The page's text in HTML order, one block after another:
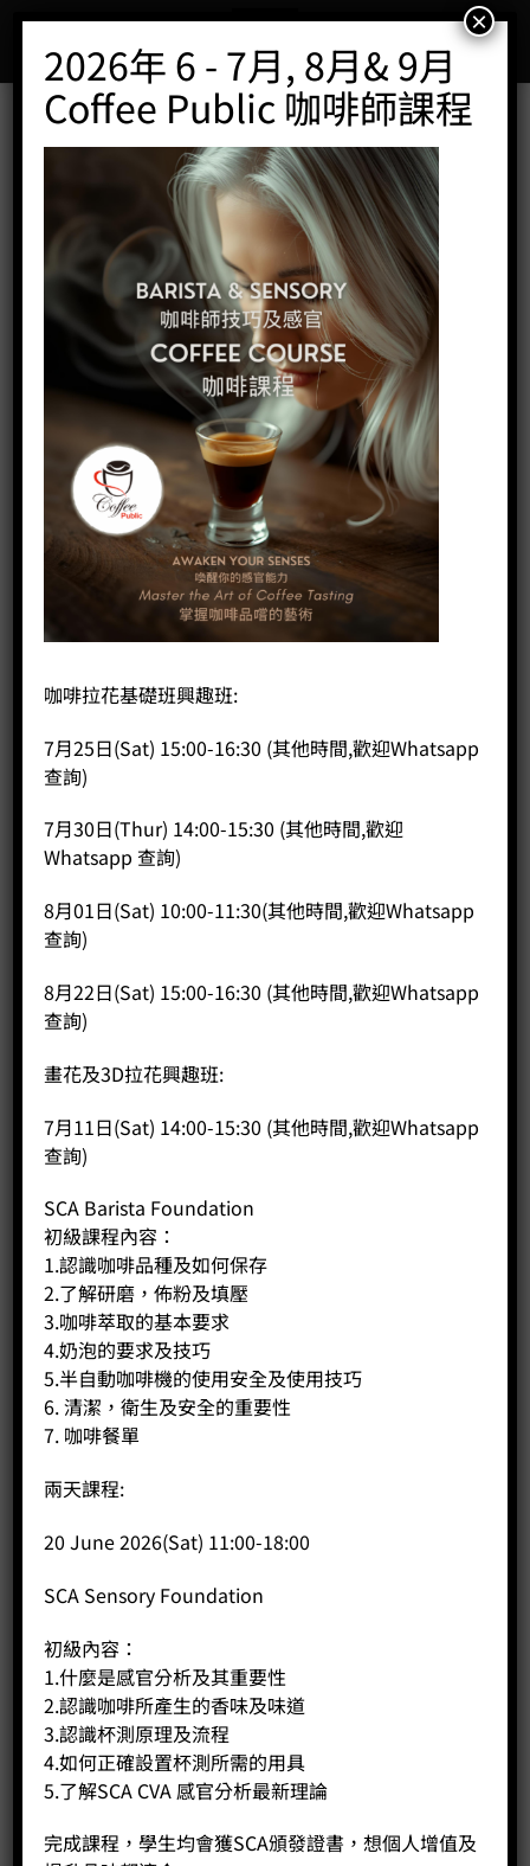
content
/ 咖啡課程 / 興趣班
精品咖啡及朱古力品嚐工作坊
HK$300.00
2. 語言：可選擇廣東話，英文及普通話
3. 課程時數：1.5小時，可跟據客戶需要調節
sales@coffeepublic.com.hk查詢
分類：興趣班
評價 (0)
商品評價
目前沒有評價。
只有註冊並且購買過商品的顧客才能撰寫評價。
相關商品
2026年 6 - 7月, 8月& 9月
Coffee Public 咖啡師課程
咖啡拉花基礎班興趣班:
7月25日(Sat) 15:00-16:30 (其他時間,歡迎Whatsapp
查詢)
7月30日(Thur) 14:00-15:30 (其他時間,歡迎
Whatsapp 查詢)
8月01日(Sat) 10:00-11:30(其他時間,歡迎Whatsapp
查詢)
8月22日(Sat) 15:00-16:30 (其他時間,歡迎Whatsapp
查詢)
畫花及3D拉花興趣班:
7月11日(Sat) 14:00-15:30 (其他時間,歡迎Whatsapp
查詢)
SCA Barista Foundation
初級課程內容：
1.認識咖啡品種及如何保存
2.了解研磨，佈粉及填壓
3.咖啡萃取的基本要求
4.奶泡的要求及技巧
5.半自動咖啡機的使用安全及使用技巧
6. 清潔，衛生及安全的重要性
7. 咖啡餐單
兩天課程:
20 June 2026(Sat) 11:00-18:00
SCA Sensory Foundation
初級內容：
1.什麼是感官分析及其重要性
2.認識咖啡所產生的香味及味道
3.認識杯測原理及流程
4.如何正確設置杯測所需的用具
5.了解SCA CVA 感官分析最新理論
完成課程，學生均會獲SCA頒發證書，想個人增值及
×